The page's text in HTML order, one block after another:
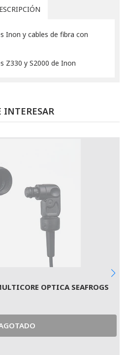
Inon y cables de fibra con
Z330 y S2000 de Inon
INTERESAR
OPTICA SEAFROGS